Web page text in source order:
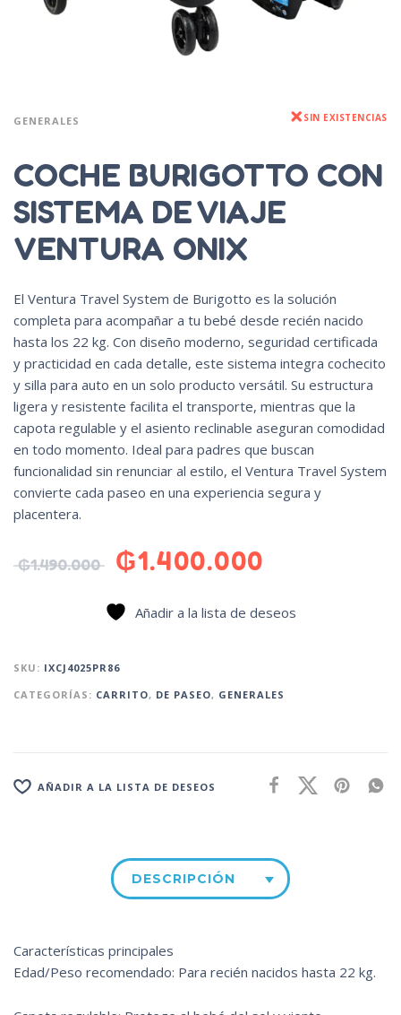
GENERALES SIN EXISTENCIAS
COCHE BURIGOTTO CON
SISTEMA DE VIAJE
VENTURA ONIX
El Ventura Travel System de Burigotto es la solución
completa para acompañar a tu bebé desde recién nacido
hasta los 22 kg. Con diseño moderno, seguridad certificada
y practicidad en cada detalle, este sistema integra cochecito
y silla para auto en un solo producto versátil. Su estructura
ligera y resistente facilita el transporte, mientras que la
capota regulable y el asiento reclinable aseguran comodidad
en todo momento. Ideal para padres que buscan
funcionalidad sin renunciar al estilo, el Ventura Travel System
convierte cada paseo en una experiencia segura y
placentera.
₲1.490.000 ₲1.400.000
Añadir a la lista de deseos
SKU: IXCJ4025PR86
CATEGORÍAS: CARRITO, DE PASEO, GENERALES
AÑADIR A LA LISTA DE DESEOS
DESCRIPCIÓN
Características principales
Edad/Peso recomendado: Para recién nacidos hasta 22 kg.